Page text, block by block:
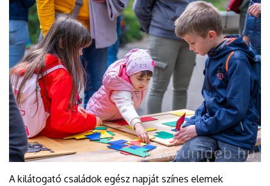
A kilátogató családok egész napját színes elemek